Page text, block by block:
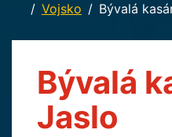
Vojsko
Bývalá
Bývalá
Jaslo